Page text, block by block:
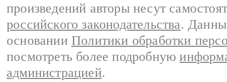
произведений авторы несут
российского законодательства.
основании Политики обработки
посмотреть более подробную
администрацией.